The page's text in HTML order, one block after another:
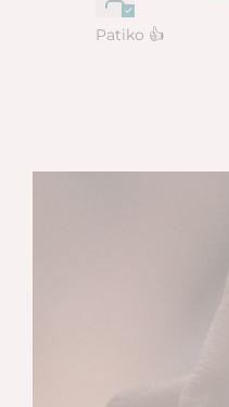
Patiko 👍